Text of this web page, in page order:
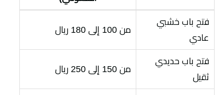
فتح باب خشبي
عادي
من 100 إلى 180 ريال
فتح باب حديدي
ثقيل
من 150 إلى 250 ريال